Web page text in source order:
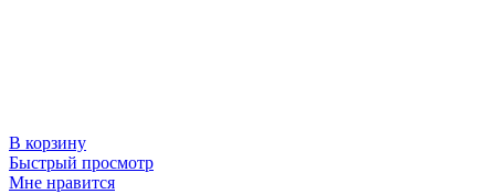
В корзину
Быстрый просмотр
Мне нравится